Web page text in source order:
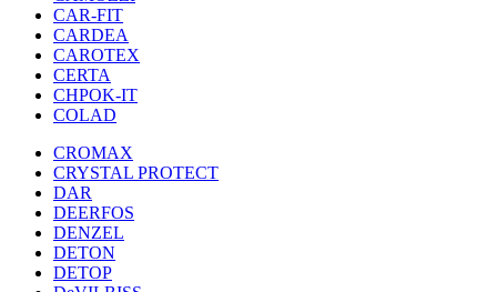
CAR-FIT
CARDEA
CAROTEX
CERTA
CHPOK-IT
COLAD
CROMAX
CRYSTAL PROTECT
DAR
DEERFOS
DENZEL
DETON
DETOP